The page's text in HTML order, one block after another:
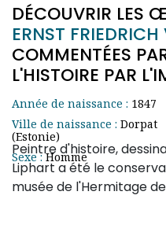
DÉCOUVRIR LES
ERNST
COMMENTÉES
L'HISTOIRE PAR
Année de naissance : 1847
Ville de naissance : Dorpat
(Estonie)
Sexe :Homme
Peintre d'histoire,
Liphart a été le
musée de l'Hermitage de